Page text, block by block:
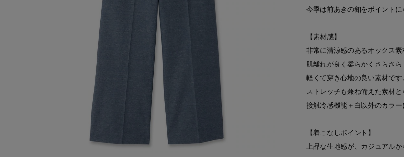
今季は前あきの釦をポイントに
【素材感】
非常に清涼感のあるオックス素
肌離れが良く柔らかくさらさら
軽くて穿き心地の良い素材です
ストレッチも兼ね備えた素材と
接触冷感機能＋白以外のカラー
【着こなしポイント】
上品な生地感が、カジュアル